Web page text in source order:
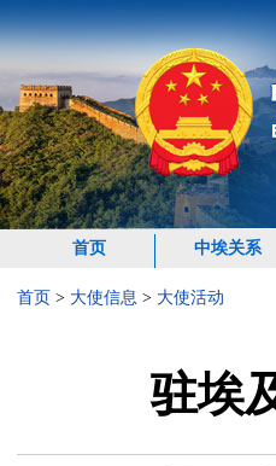
首页 中埃关系
首页 > 大使信息 > 大使活动
驻埃